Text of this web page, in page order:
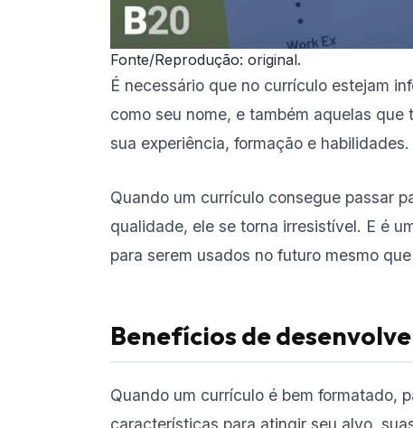
Fonte/Reprodução: original.
É necessário que no currículo estejam
como seu nome, e também aquelas
sua experiência, formação e habilidades.
Quando um currículo consegue passar
qualidade, ele se torna irresistível. E é
para serem usados no futuro mesmo
Benefícios de
Quando um currículo é bem formatado,
características para atingir seu alvo,